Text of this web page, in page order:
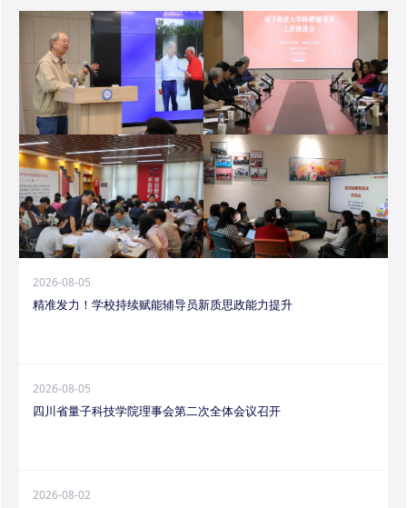
2026-08-05
精准发力！学校持续赋能辅导员新质思政能力提升
2026-08-05
四川省量子科技学院理事会第二次全体会议召开
2026-08-02